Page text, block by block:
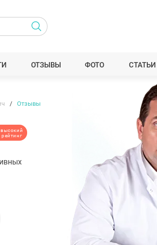
ОТЗЫВЫ ФОТО СТАТЬИ
Отзывы
высокий
рейтинг